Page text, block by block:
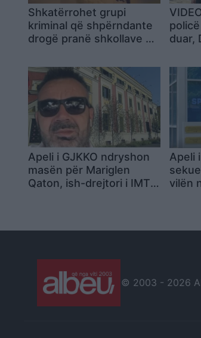
Shkatërrohet grupi
kriminal që shpërndante
drogë pranë shkollave në
pranga
duar,
Apeli i GJKKO ndryshon
masën për Mariglen
Qaton, ish-drejtori i IMT-
Apeli
vilën
© 2003 - 2026